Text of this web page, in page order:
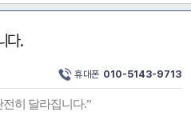
다.
휴대폰 010-5143-9713
히 달라집니다.”